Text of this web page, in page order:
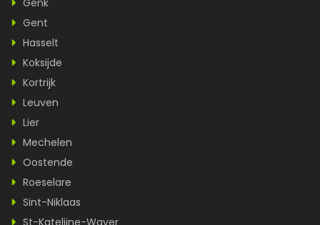
Gent
Hasselt
Koksijde
Kortrijk
Leuven
Lier
Mechelen
Oostende
Roeselare
Sint-Niklaas
St-Katelijne-Waver